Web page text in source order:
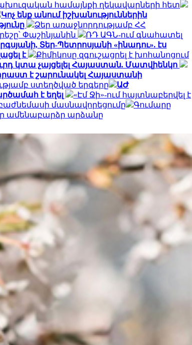
համայնքի ղեկավարների հետ
Կոչ ենք անում իշխանություններին
Ձեր առաջնորդությամբ ՀՀ
Փաշինյանին
ՌԴ ԱԳՆ-ում գնահատել
Տեր-Պետրոսյանի «ինադու». էս
է
Քիմիկոսը զգուշացրել է խոհանոցում
կտա չայցելել Հայաստան. Մատվիենկո
է շարունակել Հայաստանի
ստեղծված երգերը
ԱԺ
է եղել
«Էմ Ջի»-ում հայտնաբերվել է
մասնավորեցումը
Գումարը
ամենաբարձր արձանը